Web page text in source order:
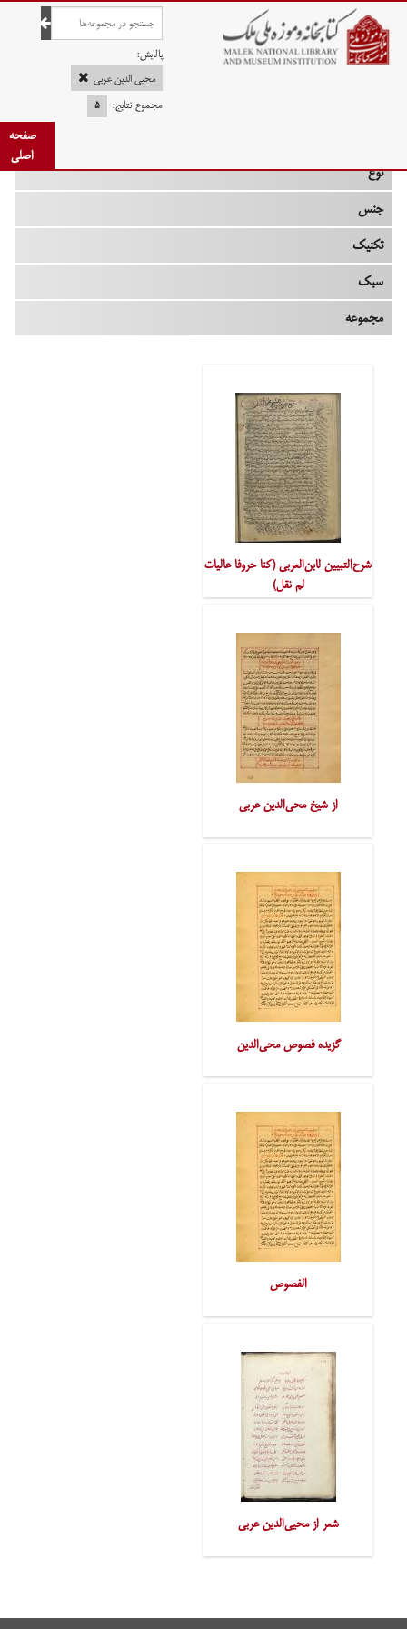
صفحه اصلی
پالایش:
محیی الدین عربی
مجموع نتایج:
۵
صفحه
اصلی
نوع
جنس
تکنیک
سبک
مجموعه
شرح‌التبیین لابن‌العربی (کنا حروفا عالیات
لم نقل)
از شیخ محی‌الدین عربی
گزیده فصوص محی‌الدین
الفصوص
شعر از محیی‌الدین عربی